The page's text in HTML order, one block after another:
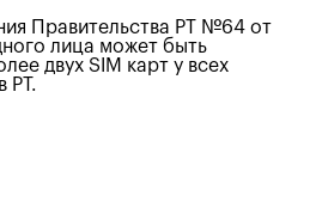
Правительства РТ №64 от
лица может быть
двух SIM карт у всех
РТ.